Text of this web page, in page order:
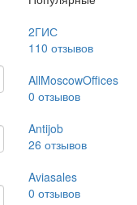
2ГИС
110 отзывов
AllMoscowOffices
0 отзывов
Antijob
26 отзывов
Aviasales
0 отзывов